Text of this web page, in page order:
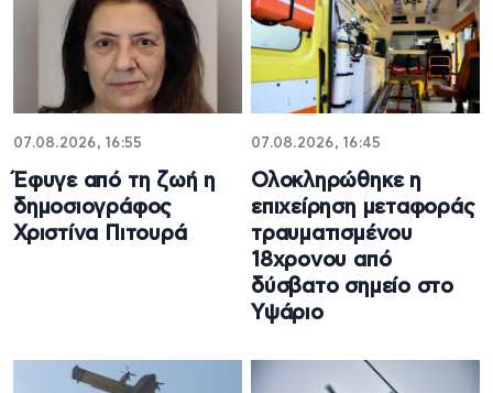
07.08.2026, 16:55
Έφυγε από τη ζωή η
δημοσιογράφος
Χριστίνα Πιτουρά
07.08.2026, 16:45
Ολοκληρώθηκε η
επιχείρηση μεταφοράς
τραυματισμένου
18χρονου από
δύσβατο σημείο στο
Υψάριο